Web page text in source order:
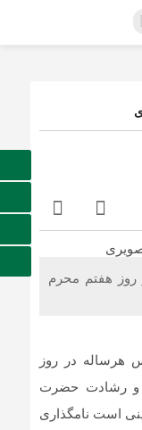
روز هفتم محرم
هرساله در روز
و رشادت حضرت
است نامگذاری